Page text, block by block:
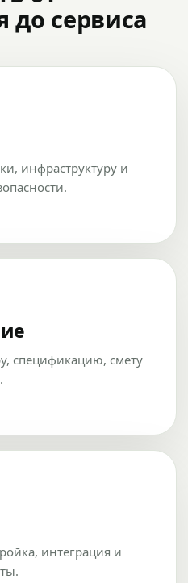
до сервиса
инфраструктуру и
спецификацию, смету
интеграция и